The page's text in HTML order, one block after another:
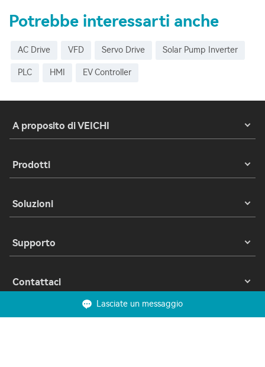
Potrebbe interessarti anche
AC Drive VFD Servo Drive Solar Pump Inverter
PLC HMI EV Controller
A proposito di VEICHI
Prodotti
Soluzioni
Supporto
Contattaci
Copyright 2023 © Suzhou VEICHI Electric Co., Ltd. Tutti i diritti riservati.
Lasciate un messaggio